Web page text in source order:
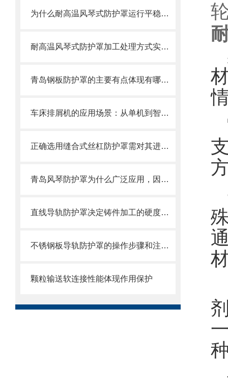
为什么耐高温风琴式防护罩运行平稳且无噪音？
耐高温风琴式防护罩加工处理方式实际情况考虑
青岛钢板防护罩的主要有点体现有哪些方面？
车床排屑机的应用场景：从单机到智能产线
正确选用缝合式丝杠防护罩需对其进行风险评估
青岛风琴防护罩为什么广泛应用，因为它的优点太多了
直线导轨防护罩决定铸件加工的硬度值指标
不锈钢板导轨防护罩的操作步骤和注意事项
颗粒输送软连接性能体现作用保护